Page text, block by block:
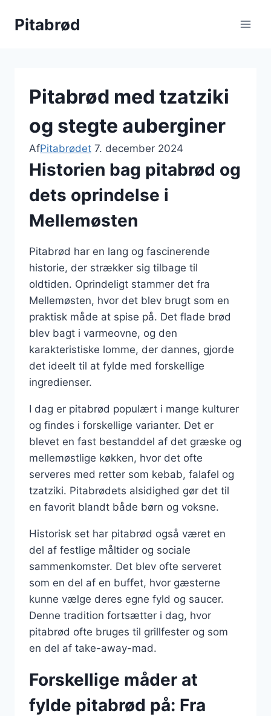
Pitabrød
Pitabrød med tzatziki
og stegte auberginer
AfPitabrødet 7. december 2024
Historien bag pitabrød og
dets oprindelse i
Mellemøsten
Pitabrød har en lang og fascinerende
historie, der strækker sig tilbage til
oldtiden. Oprindeligt stammer det fra
Mellemøsten, hvor det blev brugt som en
praktisk måde at spise på. Det flade brød
blev bagt i varmeovne, og den
karakteristiske lomme, der dannes, gjorde
det ideelt til at fylde med forskellige
ingredienser.
I dag er pitabrød populært i mange kulturer
og findes i forskellige varianter. Det er
blevet en fast bestanddel af det græske og
mellemøstlige køkken, hvor det ofte
serveres med retter som kebab, falafel og
tzatziki. Pitabrødets alsidighed gør det til
en favorit blandt både børn og voksne.
Historisk set har pitabrød også været en
del af festlige måltider og sociale
sammenkomster. Det blev ofte serveret
som en del af en buffet, hvor gæsterne
kunne vælge deres egne fyld og saucer.
Denne tradition fortsætter i dag, hvor
pitabrød ofte bruges til grillfester og som
en del af take-away-mad.
Forskellige måder at
fylde pitabrød på: Fra